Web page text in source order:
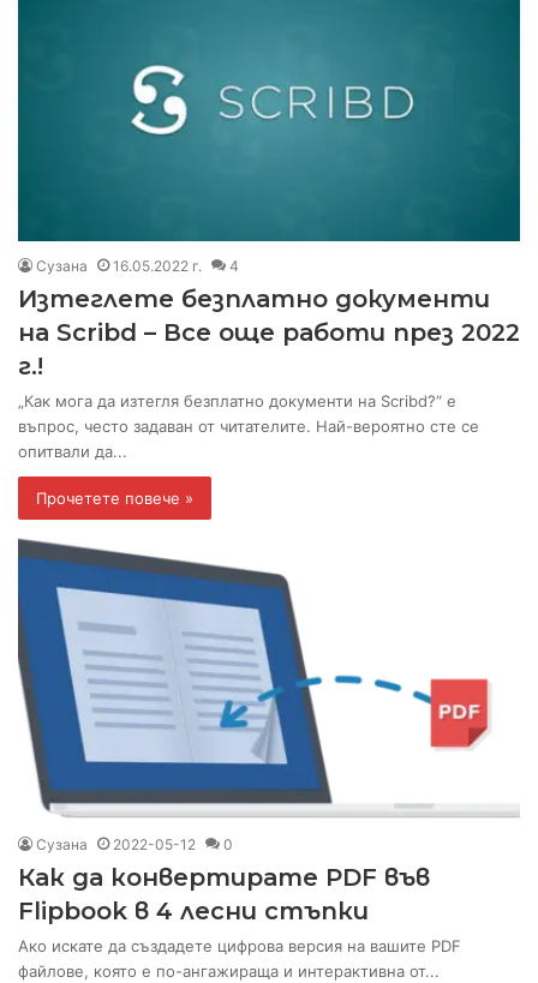
Сузана 16.05.2022 г. 4
Изтеглете безплатно документи
на Scribd – Все още работи през 2022
г.!
„Как мога да изтегля безплатно документи на Scribd?“ е
въпрос, често задаван от читателите. Най-вероятно сте се
опитвали да...
Прочетете повече »
Сузана 2022-05-12 0
Как да конвертирате PDF във
Flipbook в 4 лесни стъпки
Ако искате да създадете цифрова версия на вашите PDF
файлове, която е по-ангажираща и интерактивна от...